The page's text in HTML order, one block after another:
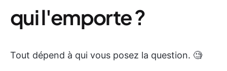
qui l'emporte ?
Tout dépend à qui vous posez la question. 🧐